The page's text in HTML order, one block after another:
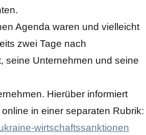
Agenda waren und vielleicht
zwei Tage nach
seine Unternehmen und seine
Hierüber informiert
in einer separaten Rubrik:
wirtschaftssanktionen